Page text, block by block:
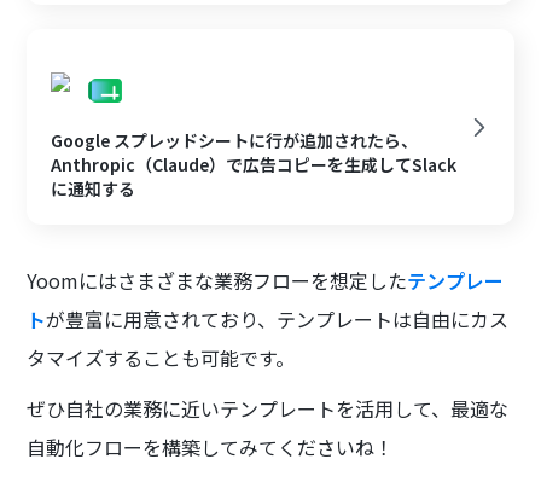
Google スプレッドシートに行が追加されたら、
Anthropic（Claude）で広告コピーを生成してSlack
に通知する
Yoomにはさまざまな業務フローを想定したテンプレー
トが豊富に用意されており、テンプレートは自由にカス
タマイズすることも可能です。
ぜひ自社の業務に近いテンプレートを活用して、最適な
自動化フローを構築してみてくださいね！